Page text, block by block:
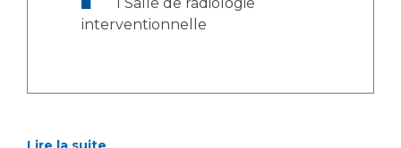
interventionnelle